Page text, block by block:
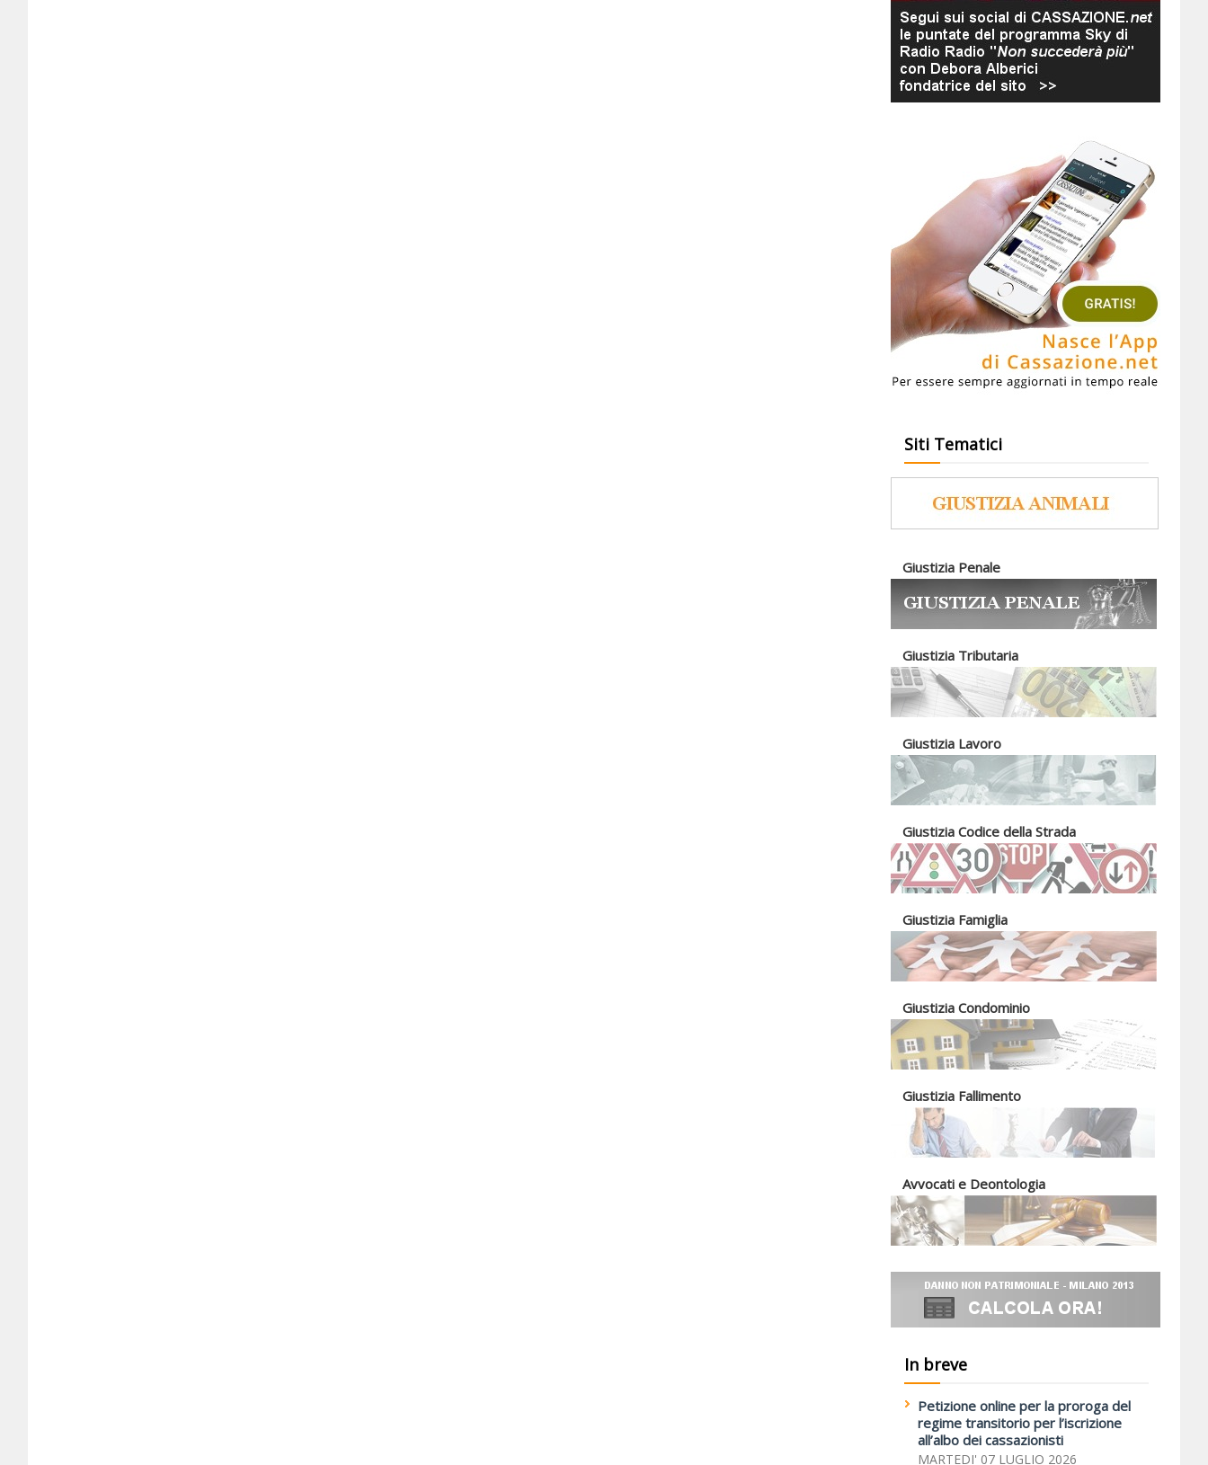
Siti Tematici
Giustizia Penale
Giustizia Tributaria
Giustizia Lavoro
Giustizia Codice della Strada
Giustizia Famiglia
Giustizia Condominio
Giustizia Fallimento
Avvocati e Deontologia
In breve
Petizione online per la proroga del
regime transitorio per l’iscrizione
all’albo dei cassazionisti
MARTEDI' 07 LUGLIO 2026